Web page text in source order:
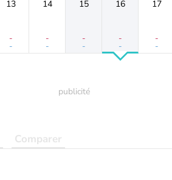
13
-
-
14
-
-
15
-
-
16
-
-
17
-
-
Comparer